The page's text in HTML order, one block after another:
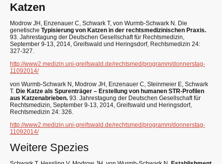
Katzen
Modrow JH, Enzenauer C, Schwark T, von Wurmb-Schwark N. Die
genetische Typisierung von Katzen in der rechtsmedizinischen Praxis.
93. Jahrestagung der Deutschen Gesellschaft für Rechtsmedizin,
September 9-13, 2014, Greifswald und Heringsdorf, Rechtsmedizin 24:
327-327.
http://www2.medizin.uni-greifswald.de/rechtsmed/programm/donnerstag-
11092014/
von Wurmb-Schwark N, Modrow JH, Enzenauer C, Steinmeier E, Schwark
T. Die Katze als Spurenträger – Erstellung von humanen STR-Profilen
aus Katzenabrieben. 93. Jahrestagung der Deutschen Gesellschaft für
Rechtsmedizin, September 9-13, 2014, Greifswald und Heringsdorf,
Rechtsmedizin 24: 326.
http://www2.medizin.uni-greifswald.de/rechtsmed/programm/donnerstag-
11092014/
Weitere Spezies